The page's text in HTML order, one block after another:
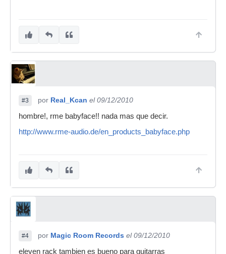
#3 por Real_Kcan el 09/12/2010
hombre!, rme babyface!! nada mas que decir.
http://www.rme-audio.de/en_products_babyface.php
#4 por Magic Room Records el 09/12/2010
eleven rack tambien es bueno para guitarras